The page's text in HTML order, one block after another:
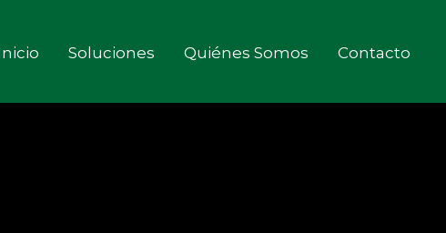
Soluciones Quiénes Somos Contacto